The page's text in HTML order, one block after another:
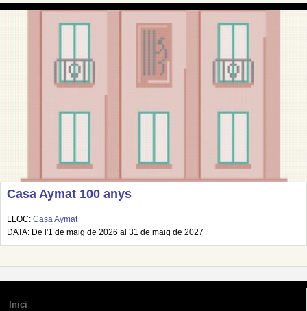
Casa Aymat 100 anys
LLOC: Casa Aymat
DATA: De l'1 de maig de 2026 al 31 de maig de 2027
Inici